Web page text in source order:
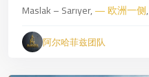
Maslak – Sarıyer,— 欧洲一侧,
阿尔哈菲兹团队
斯
坦
布